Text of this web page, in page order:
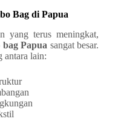
Bag di Papua
yang terus meningkat,
Papua sangat besar.
antara lain: